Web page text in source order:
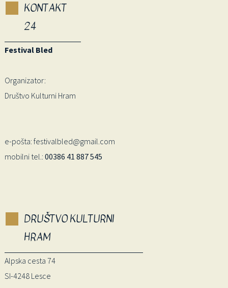
KONTAKT
24
Festival Bled
Organizator:
Društvo Kulturni Hram
e-pošta: festivalbled@gmail.com
mobilni tel.: 00386 41 887 545
DRUŠTVO KULTURNI
HRAM
Alpska cesta 74
SI-4248 Lesce